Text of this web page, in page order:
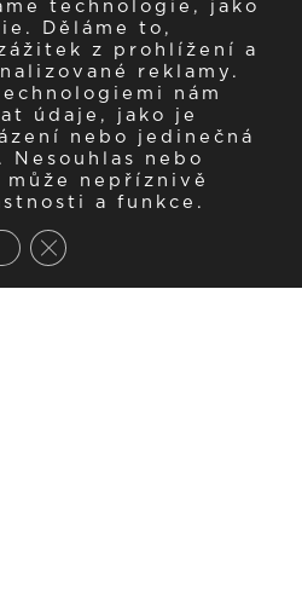
technologie, jako
Děláme to,
z prohlížení a
reklamy.
nám
údaje, jako je
nebo jedinečná
Nesouhlas nebo
může nepříznivě
a funkce.
Zavřít cookie lištu GDPR